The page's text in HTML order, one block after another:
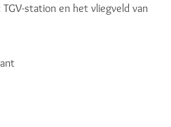
station en het vliegveld van